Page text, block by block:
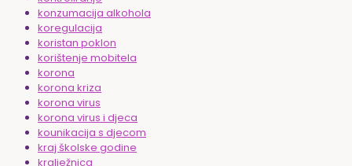
konzumacija alkohola
koregulacija
koristan poklon
korištenje mobitela
korona
korona kriza
korona virus
korona virus i djeca
kounikacija s djecom
kraj školske godine
kralježnica